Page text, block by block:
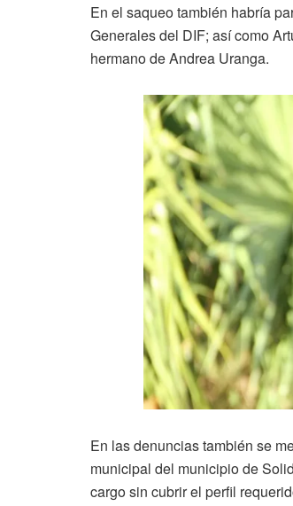
En el saqueo también habría
Generales del DIF; así como
hermano de Andrea Uranga.
En las denuncias también se
municipal del municipio de
cargo sin cubrir el perfil